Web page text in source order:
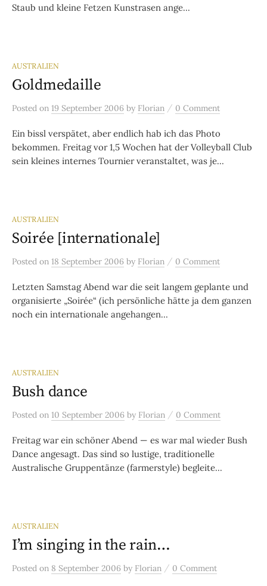
Staub und kleine Fetzen Kunstrasen ange...
AUSTRALIEN
Goldmedaille
Posted on 19 September 2006 by Florian / 0 Comment
Ein bissl verspätet, aber endlich hab ich das Photo
bekommen. Freitag vor 1,5 Wochen hat der Volleyball Club
sein kleines internes Tournier veranstaltet, was je...
AUSTRALIEN
Soirée [internationale]
Posted on 18 September 2006 by Florian / 0 Comment
Letzten Samstag Abend war die seit langem geplante und
organisierte „Soirée“ (ich persönliche hätte ja dem ganzen
noch ein internationale angehangen...
AUSTRALIEN
Bush dance
Posted on 10 September 2006 by Florian / 0 Comment
Freitag war ein schöner Abend — es war mal wieder Bush
Dance angesagt. Das sind so lustige, traditionelle
Australische Gruppentänze (farmerstyle) begleite...
AUSTRALIEN
I’m singing in the rain…
Posted on 8 September 2006 by Florian / 0 Comment